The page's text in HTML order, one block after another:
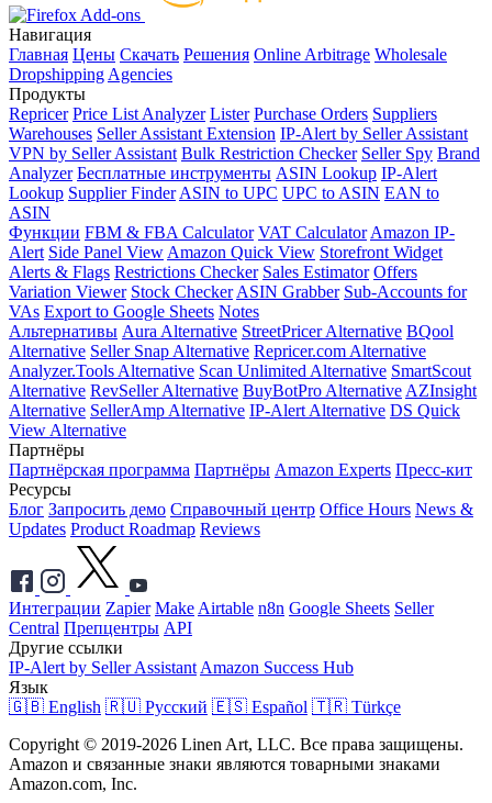
Навигация
Главная Цены Скачать Решения Online Arbitrage Wholesale
DropshippingAgencies
Продукты
Repricer Price List Analyzer Lister Purchase Orders Suppliers
Warehouses Seller Assistant Extension IP-Alert by Seller Assistant
VPN by Seller Assistant Bulk Restriction Checker Seller Spy Brand
Analyzer Бесплатные инструменты ASIN Lookup IP-Alert
Lookup Supplier FinderASIN to UPC UPC to ASIN EAN to
ASIN
Функции FBM & FBA Calculator VAT CalculatorAmazon IP-
Alert Side Panel ViewAmazon Quick View Storefront Widget
Alerts & Flags Restrictions Checker Sales Estimator Offers
Variation Viewer Stock CheckerASIN Grabber Sub-Accounts for
VAs Export to Google Sheets Notes
Альтернативы Aura Alternative StreetPricer Alternative BQool
Alternative Seller Snap Alternative Repricer.com Alternative
Analyzer.Tools Alternative Scan Unlimited Alternative SmartScout
Alternative RevSeller Alternative BuyBotPro AlternativeAZInsight
Alternative SellerAmp Alternative IP-Alert Alternative DS Quick
View Alternative
Партнёры
Партнёрская программа Партнёры Amazon Experts Пресс-кит
Ресурсы
Блог Запросить демо Справочный центр Office Hours News &
Updates Product Roadmap Reviews
Интеграции Zapier MakeAirtable n8n Google Sheets Seller
Central Препцентры API
Другие ссылки
IP-Alert by Seller AssistantAmazon Success Hub
Язык
🇬🇧 English 🇷🇺 Русский 🇪🇸 Español 🇹🇷 Türkçe
Copyright © 2019-2026 Linen Art, LLC. Все права защищены.
Amazon и связанные знаки являются товарными знаками
Amazon.com, Inc.